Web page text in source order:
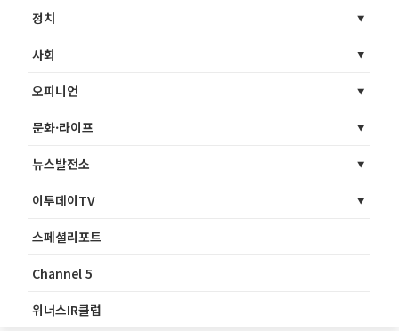
정치
사회
오피니언
문화·라이프
뉴스발전소
이투데이TV
스페셜리포트
Channel 5
위너스IR클럽